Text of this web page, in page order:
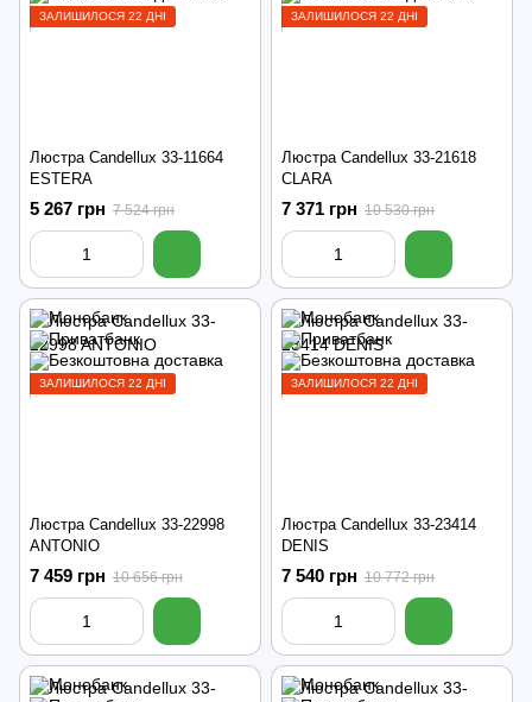
ЗАЛИШИЛОСЯ 22 ДНІ
Люстра Candellux 33-11664
ESTERA
5 267 грн 7 524 грн
ЗАЛИШИЛОСЯ 22 ДНІ
Люстра Candellux 33-21618
CLARA
7 371 грн 10 530 грн
ЗАЛИШИЛОСЯ 22 ДНІ
Люстра Candellux 33-22998
ANTONIO
7 459 грн 10 656 грн
ЗАЛИШИЛОСЯ 22 ДНІ
Люстра Candellux 33-23414
DENIS
7 540 грн 10 772 грн